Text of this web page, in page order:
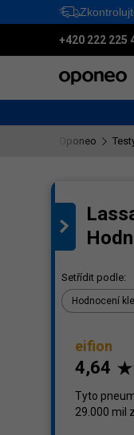
+420 222 225
Oponeo
Setřídit podle:
Hodnocení
eifion
4,64
Tyto
29.000 mil